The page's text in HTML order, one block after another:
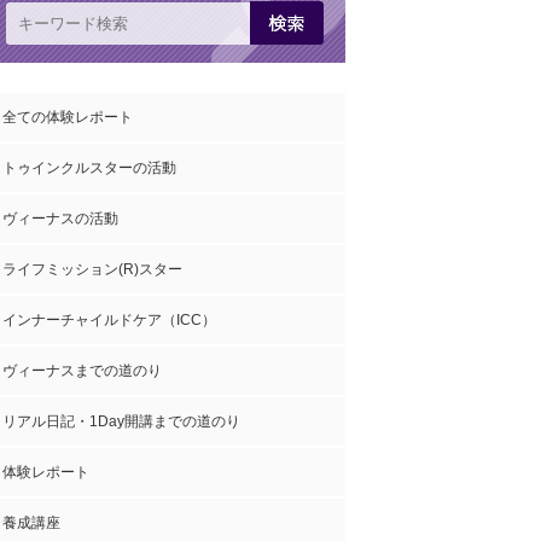
全ての体験レポート
トゥインクルスターの活動
ヴィーナスの活動
ライフミッション(R)スター
インナーチャイルドケア（ICC）
ヴィーナスまでの道のり
リアル日記・1Day開講までの道のり
体験レポート
養成講座